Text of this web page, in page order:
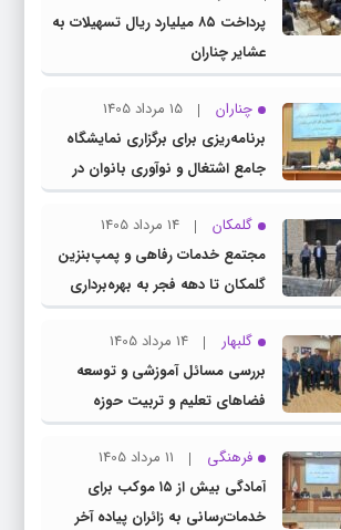
پرداخت ۸۵ میلیارد ریال تسهیلات به
عشایر چناران
چناران
15 مرداد 1405
برنامه‌ریزی برای برگزاری نمایشگاه
جامع اشتغال و نوآوری بانوان در
چناران
گلمکان
14 مرداد 1405
مجتمع خدمات رفاهی و پمپ‌بنزین
گلمکان تا دهه فجر به بهره‌برداری
می‌رسد
گلبهار
14 مرداد 1405
بررسی مسائل آموزشی و توسعه
فضاهای تعلیم و تربیت حوزه
انتخابیه در نشست مشترک عضو
کمیسیون آموزش مجلس با مدیرکل
آموزش و پرورش خراسان رضوی
فرهنگی
11 مرداد 1405
آمادگی بیش از ۱۵ موکب برای
خدمات‌رسانی به زائران پیاده آخر